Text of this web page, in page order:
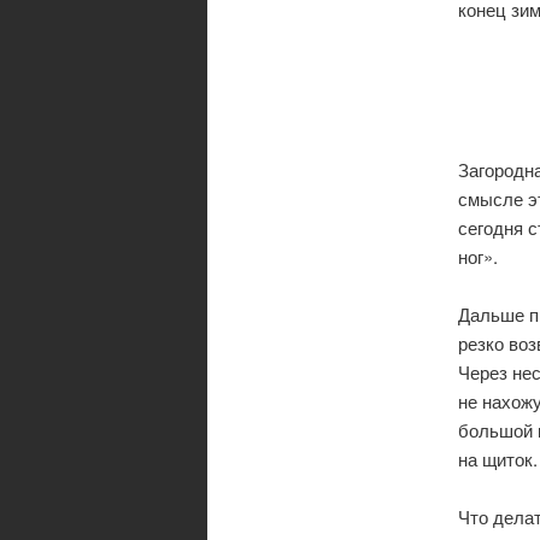
конец
смысле
сегодня
ног».
Дальше
резко
Через
не
большой
на
Что